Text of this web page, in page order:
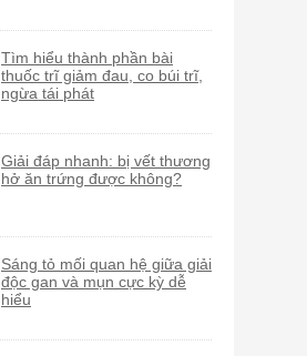
Tìm hiểu thành phần bài
thuốc trĩ giảm đau, co búi trĩ,
ngừa tái phát
Giải đáp nhanh: bị vết thương
hở ăn trứng được không?
Sáng tỏ mối quan hệ giữa giải
độc gan và mụn cực kỳ dễ
hiểu